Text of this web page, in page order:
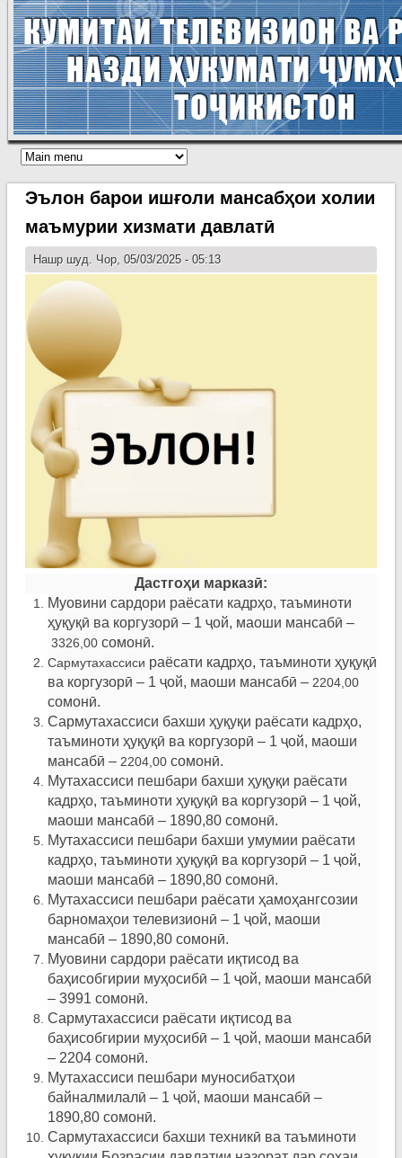
Эълон барои ишғоли мансабҳои холии
маъмурии хизмати давлатӣ
Нашр шуд. Чор, 05/03/2025 - 05:13
Дастгоҳи марказӣ:
Муовини сардори раёсати кадрҳо, таъминоти
ҳуқуқӣ ва коргузорӣ – 1 ҷой, маоши мансабӣ –
3326,00сомонӣ.
Сармутахассиси раёсати кадрҳо, таъминоти ҳуқуқӣ
ва коргузорӣ – 1 ҷой, маоши мансабӣ – 2204,00
сомонӣ.
Сармутахассиси бахши ҳуқуқи раёсати кадрҳо,
таъминоти ҳуқуқӣ ва коргузорӣ – 1 ҷой, маоши
мансабӣ – 2204,00 сомонӣ.
Мутахассиси пешбари бахши ҳуқуқи раёсати
кадрҳо, таъминоти ҳуқуқӣ ва коргузорӣ – 1 ҷой,
маоши мансабӣ – 1890,80 сомонӣ.
Мутахассиси пешбари бахши умумии раёсати
кадрҳо, таъминоти ҳуқуқӣ ва коргузорӣ – 1 ҷой,
маоши мансабӣ – 1890,80 сомонӣ.
Мутахассиси пешбари раёсати ҳамоҳангсозии
барномаҳои телевизионӣ – 1 ҷой, маоши
мансабӣ – 1890,80 сомонӣ.
Муовини сардори раёсати иқтисод ва
баҳисобгирии муҳосибӣ – 1 ҷой, маоши мансабӣ
– 3991 сомонӣ.
Сармутахассиси раёсати иқтисод ва
баҳисобгирии муҳосибӣ – 1 ҷой, маоши мансабӣ
– 2204 сомонӣ.
Мутахассиси пешбари муносибатҳои
байналмилалӣ – 1 ҷой, маоши мансабӣ –
1890,80 сомонӣ.
Сармутахассиси бахши техникӣ ва таъминоти